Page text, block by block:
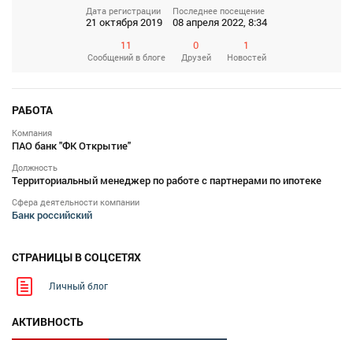
Дата регистрации
21 октября 2019
Последнее посещение
08 апреля 2022, 8:34
11
Сообщений в блоге
0
Друзей
1
Новостей
РАБОТА
Компания
ПАО банк "ФК Открытие"
Должность
Территориальный менеджер по работе с партнерами по ипотеке
Сфера деятельности компании
Банк российский
СТРАНИЦЫ В СОЦСЕТЯХ
Личный блог
АКТИВНОСТЬ